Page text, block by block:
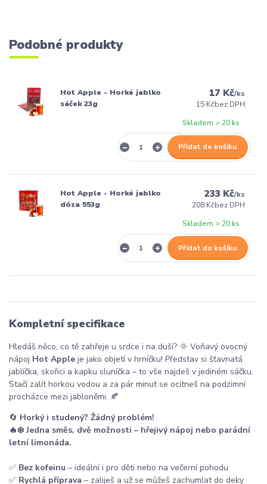
Podobné produkty
Hot Apple - Horké jablko
sáček 23g
17 Kč/ks
15 Kčbez DPH
Skladem > 20 ks
Přidat do košíku
Hot Apple - Horké jablko
dóza 553g
233 Kč/ks
208 Kčbez DPH
Skladem > 20 ks
Přidat do košíku
Kompletní specifikace
Hledáš něco, co tě zahřeje u srdce i na duši? 🌞 Voňavý ovocný
nápoj Hot Apple je jako objetí v hrníčku! Představ si šťavnatá
jablíčka, skořici a kapku sluníčka – to vše najdeš v jediném sáčku.
Stačí zalít horkou vodou a za pár minut se ocitneš na podzimní
procházce mezi jabloněmi. 🍂
🔄 Horký i studený? Žádný problém!
🔥❄️ Jedna směs, dvě možnosti – hřejivý nápoj nebo parádní
letní limonáda.
✅ Bez kofeinu – ideální i pro děti nebo na večerní pohodu
✅ Rychlá příprava – zaliješ a už se můžeš zachumlat do deky